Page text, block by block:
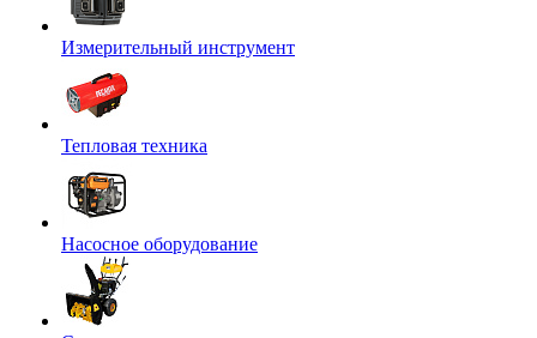
Измерительный инструмент
Тепловая техника
Насосное оборудование